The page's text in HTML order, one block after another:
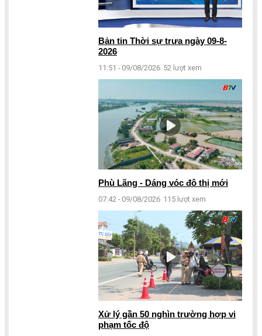
Bản tin Thời sự trưa ngày 09-8-
2026
11:51 - 09/08/2026 52 lượt xem
Phù Lãng - Dáng vóc đô thị mới
07:42 - 09/08/2026 115 lượt xem
Xử lý gần 50 nghìn trường hợp vi
phạm tốc độ